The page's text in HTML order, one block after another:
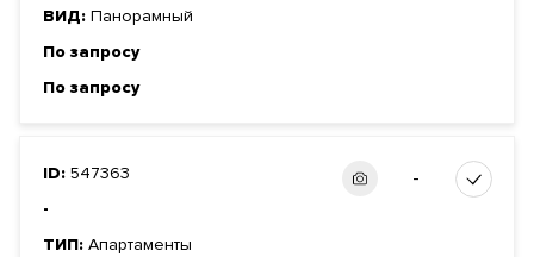
ВИД: Панорамный
По запросу
По запросу
ID: 547363
-
ТИП: Апартаменты
-